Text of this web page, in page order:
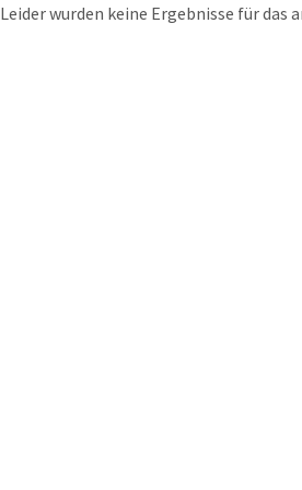
Leider wurden keine Ergebnisse für das